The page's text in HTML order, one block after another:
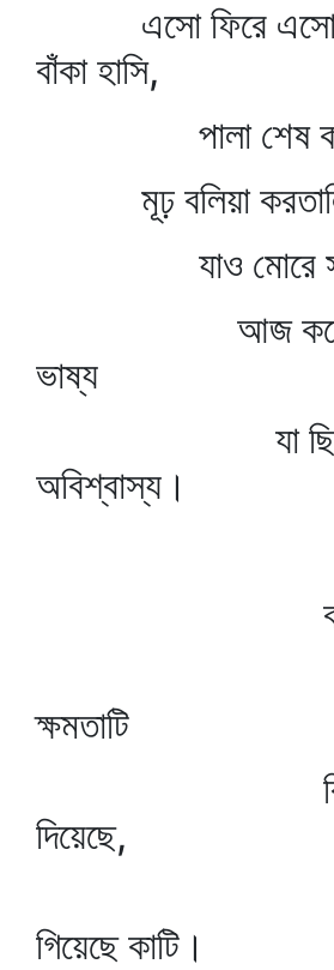
এসো ফিরে এসো
বাঁকা হাসি,
পালা শেষ
মূঢ় বলিয়া করতালি
যাও মোরে
আজ করো
ভাষ্য
যা
অবিশ্বাস্য।
বয়স
ক্ষমতাটি
দিয়েছে,
গিয়েছে কাটি।